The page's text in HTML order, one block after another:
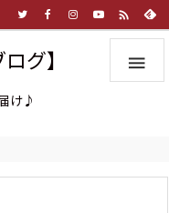


グ】
け♪